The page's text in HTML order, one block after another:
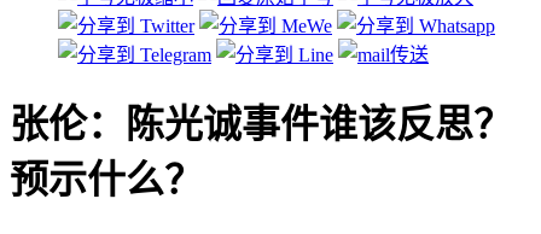
张伦：陈光诚事件谁该反思？
预示什么？